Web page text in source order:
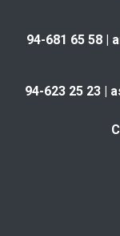
94-681 65 58 |
94-623 25 23 |